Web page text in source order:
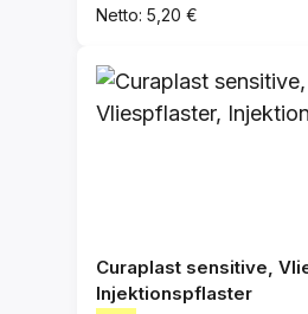
Netto: 5,20 €
Curaplast sensitive,
Injektionspflaster